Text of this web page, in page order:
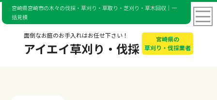
宮崎県宮崎市の木々の伐採・草刈り・草取り・芝刈り・草木回収｜一
括見積
面倒なお庭のお手入れはお任せ下さい！
アイエイ草刈り・伐採
宮崎県の
草刈り・伐採業者